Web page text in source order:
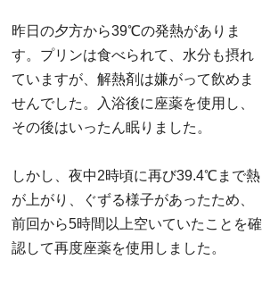
昨日の夕方から39℃の発熱がありま
す。プリンは食べられて、水分も摂れ
ていますが、解熱剤は嫌がって飲めま
せんでした。入浴後に座薬を使用し、
その後はいったん眠りました。
しかし、夜中2時頃に再び39.4℃まで熱
が上がり、ぐずる様子があったため、
前回から5時間以上空いていたことを確
認して再度座薬を使用しました。